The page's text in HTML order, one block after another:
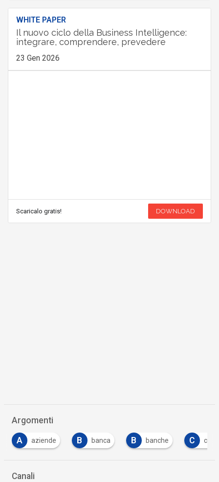
WHITE PAPER
Il nuovo ciclo della Business Intelligence:
integrare, comprendere, prevedere
23 Gen 2026
Scaricalo gratis! DOWNLOAD
Argomenti
B banca B banche C carta C costi
Canali